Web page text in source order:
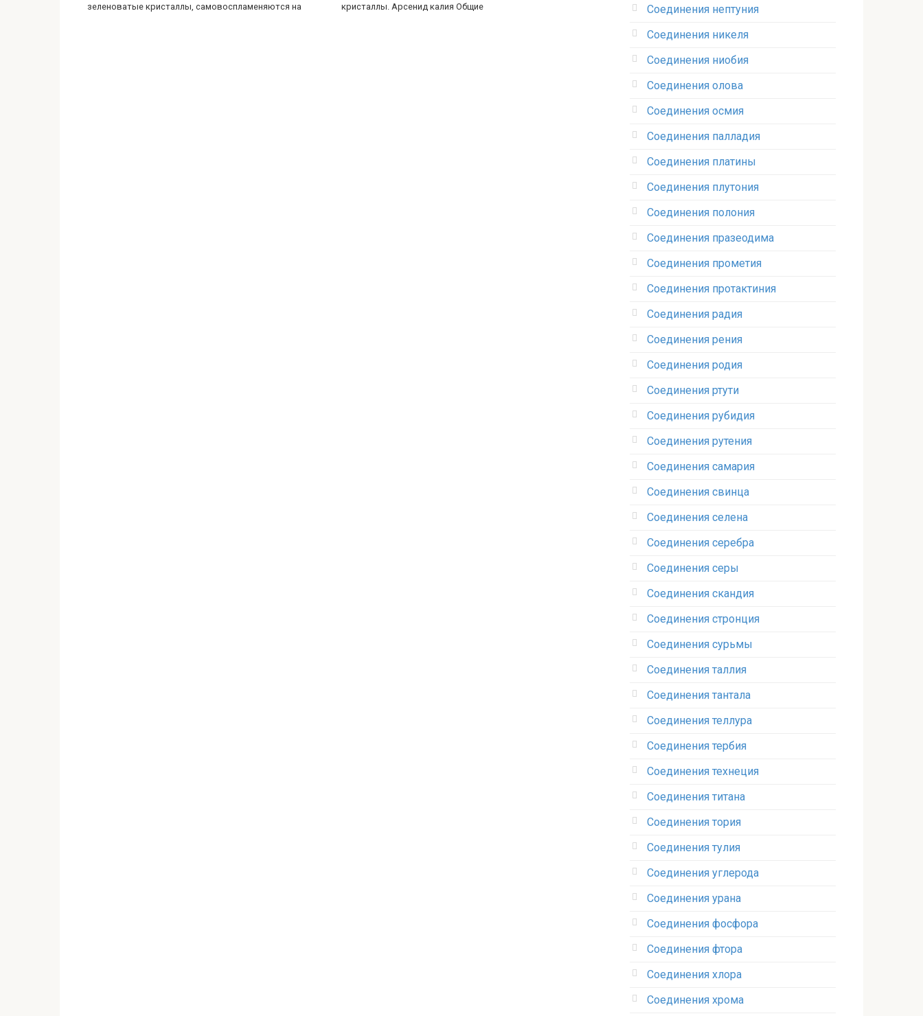
зеленоватые кристаллы, самовоспламеняются на
кристаллы. Арсенид калия Общие
Соединения нептуния‎
Соединения никеля‎
Соединения ниобия‎
Соединения олова‎
Соединения осмия‎
Соединения палладия‎
Соединения платины‎
Соединения плутония‎
Соединения полония‎
Соединения празеодима‎
Соединения прометия‎
Соединения протактиния‎
Соединения радия‎
Соединения рения‎
Соединения родия‎
Соединения ртути‎
Соединения рубидия‎
Соединения рутения‎
Соединения самария‎
Соединения свинца‎
Соединения селена‎
Соединения серебра‎
Соединения серы‎
Соединения скандия
Соединения стронция‎
Соединения сурьмы
Соединения таллия‎
Соединения тантала‎
Соединения теллура‎
Соединения тербия‎
Соединения технеция‎
Соединения титана
Соединения тория‎
Соединения тулия‎
Соединения углерода‎
Соединения урана‎
Соединения фосфора‎
Соединения фтора‎
Соединения хлора‎
Соединения хрома‎